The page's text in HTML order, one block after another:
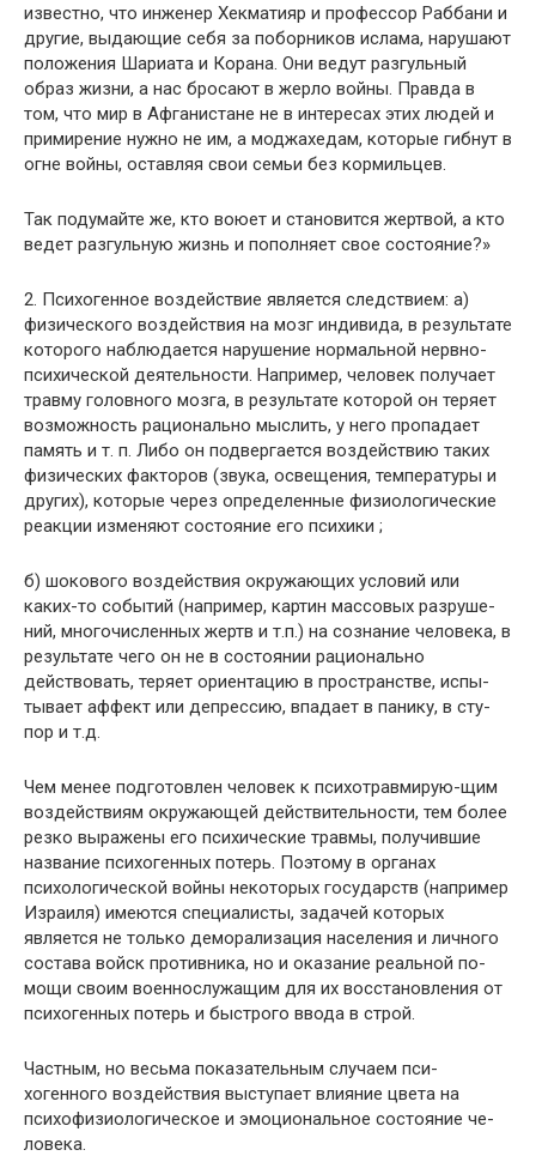
известно, что инженер Хекматияр и про­фессор Раббани и
другие, выдающие себя за поборни­ков ислама, нарушают
положения Шариата и Корана. Они ведут разгульный
образ жизни, а нас бросают в жерло войны. Правда в
том, что мир в Афганистане не в интересах этих людей и
примирение нужно не им, а моджахедам, которые гибнут в
огне войны, остав­ляя свои семьи без кормильцев.
Так подумайте же, кто воюет и становится жерт­вой, а кто
ведет разгульную жизнь и пополняет свое состояние?»
2. Психогенное воздействие является следствием: а)
физического воздействия на мозг индивида, в ре­зультате
которого наблюдается нарушение нормальной нервно-
психической деятельности. Например, человек получает
травму головного мозга, в результате которой он теряет
возможность рационально мыслить, у него про­падает
память и т. п. Либо он подвергается воздействию таких
физических факторов (звука, освещения, темпе­ратуры и
других), которые через определенные физио­логические
реакции изменяют состояние его психики ;
б) шокового воздействия окружающих условий или
каких-то событий (например, картин массовых разруше­
ний, многочисленных жертв и т.п.) на сознание челове­ка, в
результате чего он не в состоянии рационально
действовать, теряет ориентацию в пространстве, испы­
тывает аффект или депрессию, впадает в панику, в сту­
пор и т.д.
Чем менее подготовлен человек к психотравмирую-щим
воздействиям окружающей действительности, тем более
резко выражены его психические травмы, полу­чившие
название психогенных потерь. Поэтому в орга­нах
психологической войны некоторых государств (на­пример
Израиля) имеются специалисты, задачей которых
является не только деморализация населения и личного
состава войск противника, но и оказание реальной по­
мощи своим военнослужащим для их восстановления от
психогенных потерь и быстрого ввода в строй.
Частным, но весьма показательным случаем пси­
хогенного воздействия выступает влияние цвета на
психофизиологическое и эмоциональное состояние че­
ловека.